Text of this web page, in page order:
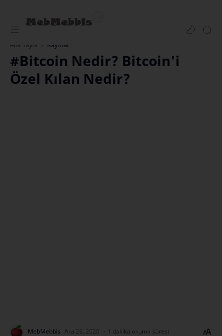
Ana Sayfa Kayıtlar
#Bitcoin Nedir? Bitcoin'i
Özel Kılan Nedir?
1 dakika okuma süresi